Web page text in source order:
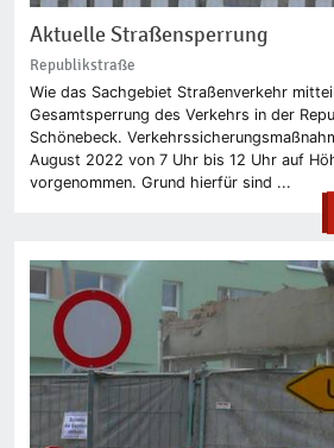
Aktuelle Straßensperrung
Republikstraße
Wie das Sachgebiet Straßenverkehr
Gesamtsperrung des Verkehrs in der
Schönebeck.
August 2022 von 7 Uhr bis 12 Uhr auf
vorgenommen. Grund hierfür sind ...